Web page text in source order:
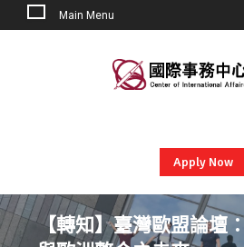
Main Menu
Apply Now
【轉知】臺灣歐盟論壇